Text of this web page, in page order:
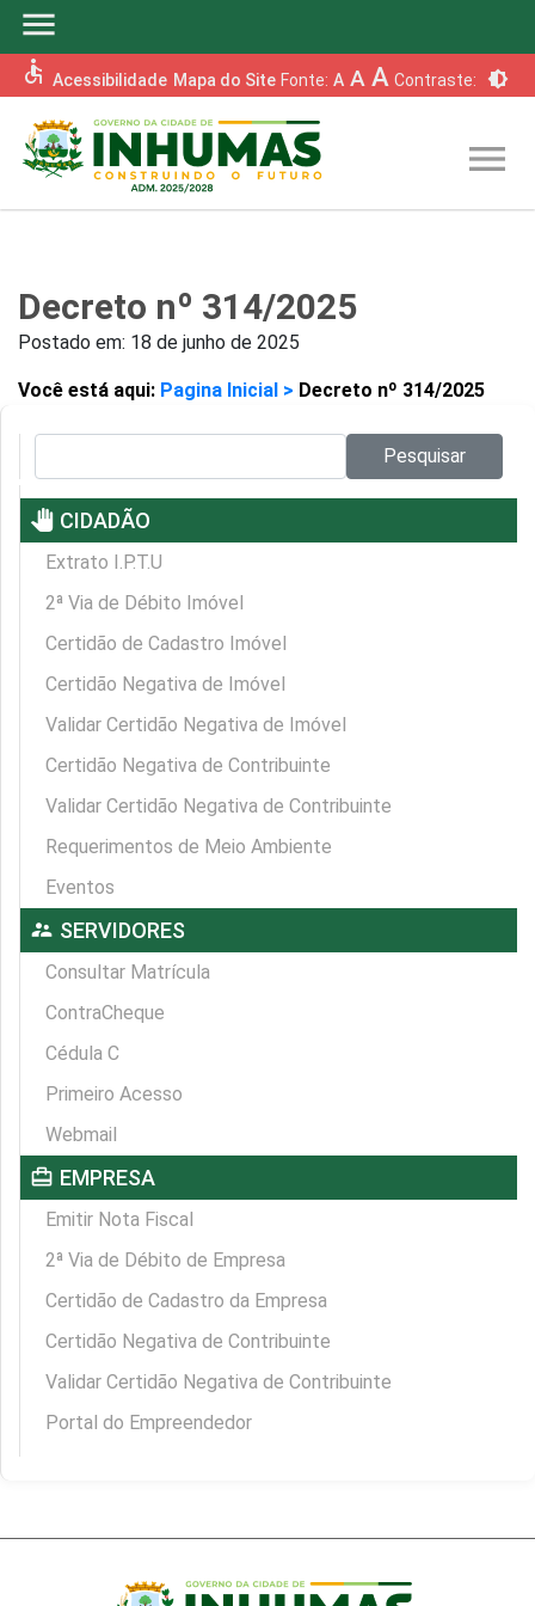
menu
accessible Acessibilidade Mapa do Site Fonte: A A A Contraste: brightness_6
menu
Decreto nº 314/2025
Postado em: 18 de junho de 2025
Você está aqui: Pagina Inicial > Decreto nº 314/2025
Pesquisar
pan_tool CIDADÃO
Extrato I.P.T.U
2ª Via de Débito Imóvel
Certidão de Cadastro Imóvel
Certidão Negativa de Imóvel
Validar Certidão Negativa de Imóvel
Certidão Negativa de Contribuinte
Validar Certidão Negativa de Contribuinte
Requerimentos de Meio Ambiente
Eventos
supervisor_account SERVIDORES
Consultar Matrícula
ContraCheque
Cédula C
Primeiro Acesso
Webmail
card_travel EMPRESA
Emitir Nota Fiscal
2ª Via de Débito de Empresa
Certidão de Cadastro da Empresa
Certidão Negativa de Contribuinte
Validar Certidão Negativa de Contribuinte
Portal do Empreendedor